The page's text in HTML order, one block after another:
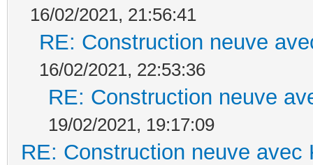
16/02/2021, 21:56:41
RE: Construction neuve
16/02/2021, 22:53:36
RE: Construction neuve
19/02/2021, 19:17:09
RE: Construction neuve avec